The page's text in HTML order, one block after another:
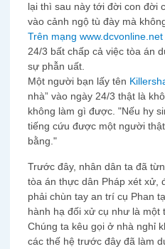
lại thì sau này tới đời con đời
vào cảnh ngộ tù đày mà
Trên mạng www.dcvonline.net
24/3 bất chấp cả việc tòa án
sự phẫn uất.
Một người bạn lấy tên
nhà” vào ngày 24/3 thật là
không làm gì được. "Nếu hy
tiếng cứu được một người
bằng."
Trước đây, nhân dân ta đã
tòa án thực dân Pháp xét xử,
phải chùn tay an trí cụ Phan
hành hạ đối xử cụ như là một
Chúng ta kêu gọi ở nhà nghỉ
các thế hệ trước đây đã làm